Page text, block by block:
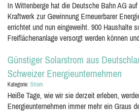
In Wittenberge hat die Deutsche Bahn AG
Kraftwerk zur Gewinnung Erneuerbarer
errichtet und nun eingeweiht. 900 Haushalte
Freiflächenanlage versorgt werden können
Günstiger Solarstrom aus
Schweizer Energieunternehmen
Kategorie: Strom
Heiße Tage, wie wir sie derzeit erleben,
Energieunternehmen immer mehr ein Graus